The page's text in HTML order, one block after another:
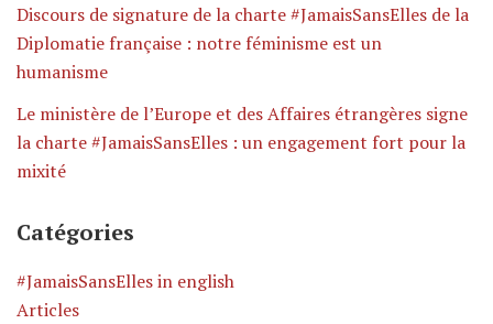
Discours de signature de la charte #JamaisSansElles de la
Diplomatie française : notre féminisme est un
humanisme
Le ministère de l’Europe et des Affaires étrangères signe
la charte #JamaisSansElles : un engagement fort pour la
mixité
Catégories
#JamaisSansElles in english
Articles